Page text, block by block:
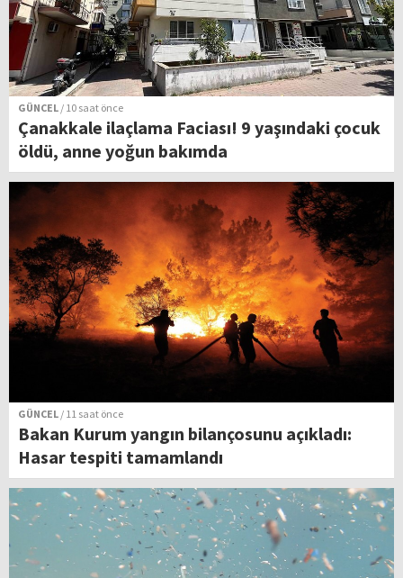
GÜNCEL / 10 saat önce
Çanakkale ilaçlama Faciası! 9 yaşındaki çocuk
öldü, anne yoğun bakımda
GÜNCEL / 11 saat önce
Bakan Kurum yangın bilançosunu açıkladı:
Hasar tespiti tamamlandı